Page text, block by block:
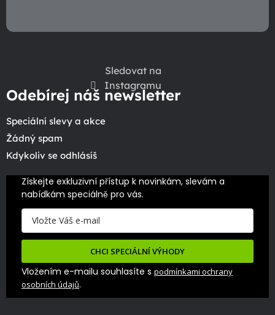
Sledovat na
Instagramu
Odebírej náš newsletter
Speciální slevy a akce
Žádný spam
Kdykoliv se odhlásíš
Získejte exkluzivní přístup k novinkám, slevám a
nabídkám speciálně pro vás.
CHCI SPECIÁLNÍ VÝHODY
Vložením e-mailu souhlasíte s podmínkami ochrany
osobních údajů.